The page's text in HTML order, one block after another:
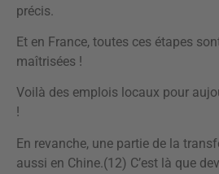
précis.
Et en France, toutes ces étapes
maîtrisées !
Voilà des emplois locaux pour
!
En revanche, une partie de la
aussi en Chine.(12) C’est là que